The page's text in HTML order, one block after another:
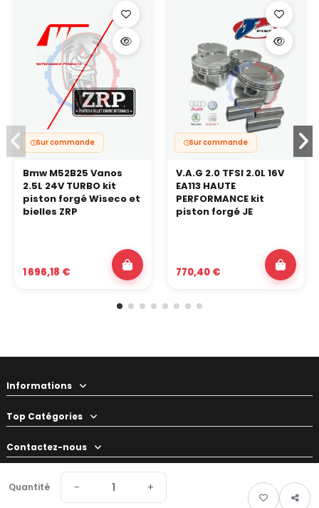
Quantité − +
Sur commande
Bmw M52B25 Vanos
2.5L 24V TURBO kit
piston forgé Wiseco et
bielles ZRP
1 696,18 €
Sur commande
V.A.G 2.0 TFSI 2.0L 16V
EA113 HAUTE
PERFORMANCE kit
piston forgé JE
770,40 €
Informations
Top Catégories
Contactez-nous
Votre préparateur